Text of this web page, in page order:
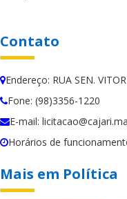
Contato
Endereço: RUA SEN.
Fone: (98)3356-1220
E-mail:
Horários de
Mais em Política